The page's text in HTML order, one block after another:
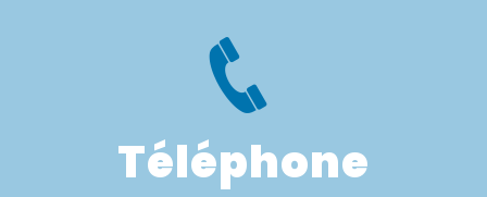
Téléphone